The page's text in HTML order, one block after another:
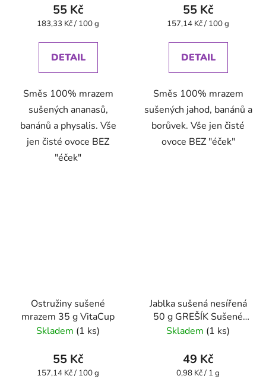
55 Kč
Měrná
183,33 Kč / 100 g
DETAIL
Směs 100% mrazem
sušených ananasů,
banánů a physalis. Vše
jen čisté ovoce BEZ
"éček"
55 Kč
Měrná
157,14 Kč / 100 g
DETAIL
Směs 100% mrazem
sušených jahod, banánů a
borůvek. Vše jen čisté
ovoce BEZ "éček"
Ostružiny sušené
mrazem 35 g VitaCup
Skladem (1 ks)
55 Kč
Měrná
157,14 Kč / 100 g
Jablka sušená nesířená
50 g GREŠÍK Sušené
ovoce
Skladem (1 ks)
49 Kč
Měrná
0,98 Kč / 1 g